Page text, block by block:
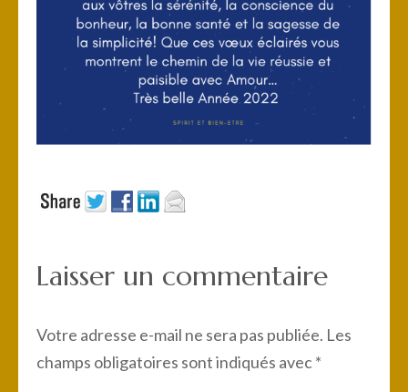
Laisser un commentaire
Votre adresse e-mail ne sera pas publiée. Les
champs obligatoires sont indiqués avec*